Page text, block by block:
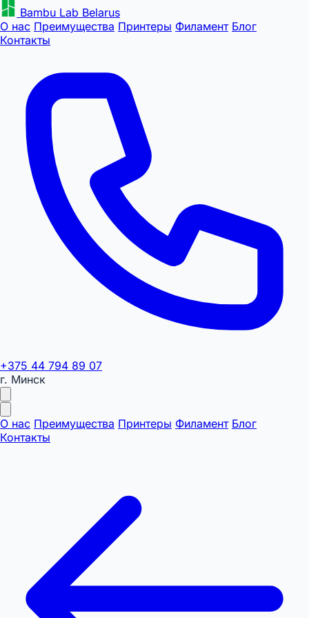
Bambu Lab Belarus
О нас Преимущества Принтеры Филамент Блог
Контакты
+375 44 794 89 07
г. Минск
О нас Преимущества Принтеры Филамент Блог
Контакты